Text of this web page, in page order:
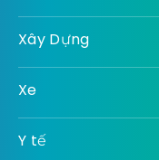
Xây Dựng
Xe
Y tế